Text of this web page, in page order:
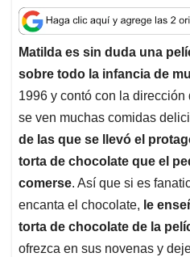
a
t
s
A
p
p
c
e
b
o
o
k
n
k
e
d
I
n
a
i
l
r
e
a
d
s
Matilda es sin duda una
sobre todo la infancia de
1996 y contó con la
se ven muchas comidas
de las que se llevó el
torta de chocolate que el
comerse. Así que si es
encanta el chocolate, le
torta de chocolate de la
ofrezca en sus novenas y